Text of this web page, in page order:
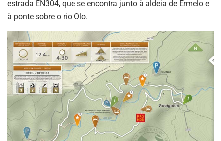
estrada EN304, que se encontra junto à aldeia de Ermelo e
à ponte sobre o rio Olo.